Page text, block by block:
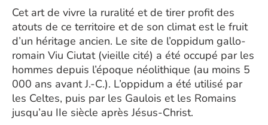
Cet art de vivre la ruralité et de tirer profit des
atouts de ce territoire et de son climat est le fruit
d’un héritage ancien. Le site de l’oppidum gallo-
romain Viu Ciutat (vieille cité) a été occupé par les
hommes depuis l’époque néolithique (au moins 5
000 ans avant J.-C.). L’oppidum a été utilisé par
les Celtes, puis par les Gaulois et les Romains
jusqu’au IIe siècle après Jésus-Christ.